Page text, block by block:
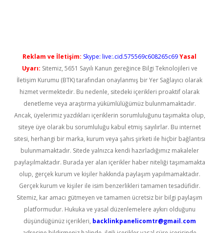
Reklam ve İletişim: Skype: live:.cid.575569c608265c69Yasal
Uyarı: Sitemiz, 5651 Sayılı Kanun gereğince Bilgi Teknolojileri ve
İletişim Kurumu (BTK) tarafından onaylanmış bir Yer Sağlayıcı olarak
hizmet vermektedir. Bu nedenle, sitedeki içerikleri proaktif olarak
denetleme veya araştırma yükümlülüğümüz bulunmamaktadır.
Ancak, üyelerimiz yazdıkları içeriklerin sorumluluğunu taşımakta olup,
siteye üye olarak bu sorumluluğu kabul etmiş sayılırlar. Bu internet
sitesi, herhangi bir marka, kurum veya şahıs şirketi ile hiçbir bağlantısı
bulunmamaktadır. Sitede yalnızca kendi hazırladığımız makaleler
paylaşılmaktadır. Burada yer alan içerikler haber niteliği taşımamakta
olup, gerçek kurum ve kişiler hakkında paylaşım yapılmamaktadır.
Gerçek kurum ve kişiler ile isim benzerlikleri tamamen tesadüfidir.
Sitemiz, kar amacı gütmeyen ve tamamen ücretsiz bir bilgi paylaşım
platformudur. Hukuka ve yasal düzenlemelere aykırı olduğunu
düşündüğünüz içerikleri, backlinkpanelicomtr@gmail.com